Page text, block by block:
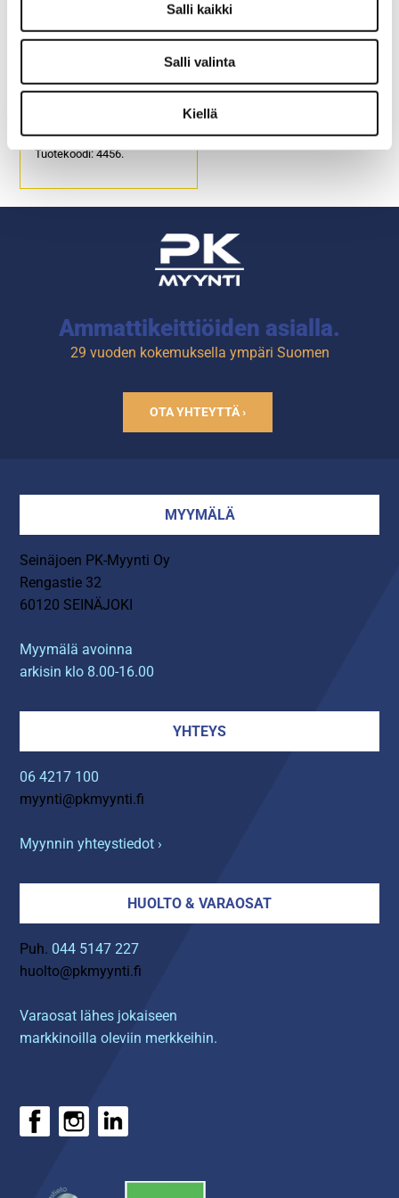
Salli kaikki
Salli valinta
Kiellä
suikaleterä H8
Suikaleen paksuus 8 mm.
Tuotekoodi: 4456.
Ammattikeittiöiden asialla.
29 vuoden kokemuksella ympäri Suomen
OTA YHTEYTTÄ ›
MYYMÄLÄ
Seinäjoen PK-Myynti Oy
Rengastie 32
60120 SEINÄJOKI
Myymälä avoinna
arkisin klo 8.00-16.00
YHTEYS
06 4217 100
myynti@pkmyynti.fi
Myynnin yhteystiedot ›
HUOLTO & VARAOSAT
Puh. 044 5147 227
huolto@pkmyynti.fi
Varaosat lähes jokaiseen
markkinoilla oleviin merkkeihin.